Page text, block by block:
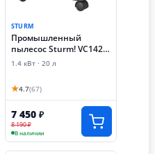
STURM
Промышленный
пылесос Sturm! VC1420
(1.4 кВт)
1.4 кВт · 20 л
★4.7(67)
7 450 ₽
8 190 ₽
В наличии